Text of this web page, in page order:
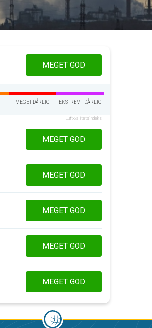
MEGET GOD
MEGET DÅRLIG EKSTREMT DÅRLIG
Luftkvalitetsindeks
MEGET GOD
MEGET GOD
MEGET GOD
MEGET GOD
MEGET GOD